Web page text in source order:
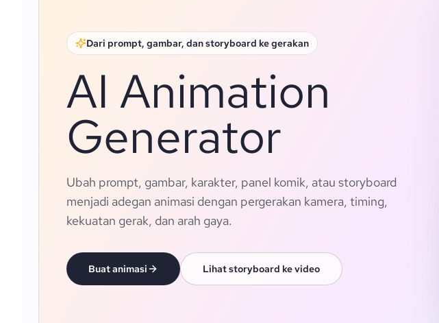
Dari prompt, gambar, dan storyboard ke gerakan
AI Animation
Generator
Ubah prompt, gambar, karakter, panel komik, atau storyboard
menjadi adegan animasi dengan pergerakan kamera, timing,
kekuatan gerak, dan arah gaya.
Buat animasi Lihat storyboard ke video